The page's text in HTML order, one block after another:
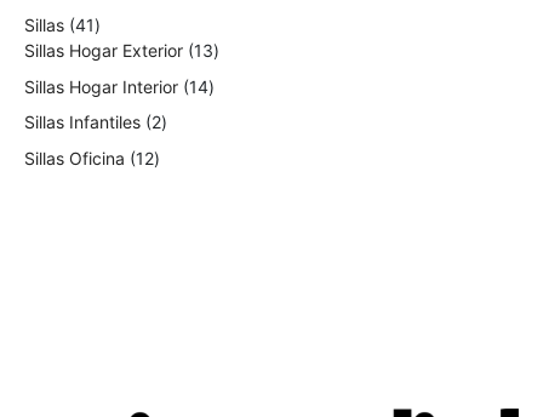
Sillas 41
Sillas Hogar Exterior 13
Sillas Hogar Interior 14
Sillas Infantiles 2
Sillas Oficina 12